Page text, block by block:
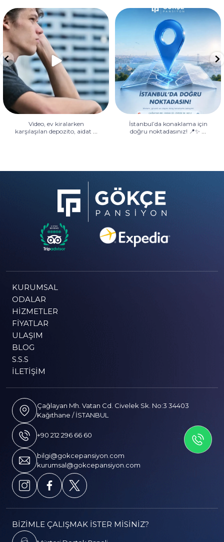
İLETİSİME GEÇİN
Video, ev kiralarken karşılaşılan
depozito, aidat...
Video, ev kiralarken
karşılaşılan depozito, aidat
İstanbul’da konaklama için
doğru noktadasınız! 📍✨
İstanbul’da konaklama için
doğru noktadasınız! 📍✨
KURUMSAL
ODALAR
HIZMETLER
FIYATLAR
ULAŞIM
BLOG
S.S.S
İLETIŞIM
Çağlayan Mh. Vatan Cd. Civelek Sk. No:3 34403
Kağıthane / İSTANBUL
+90 212 296 66 60
bilgi@gokcepansiyon.com
kurumsal@gokcepansiyon.com
BİZİMLE ÇALIŞMAK İSTER MİSİNİZ?